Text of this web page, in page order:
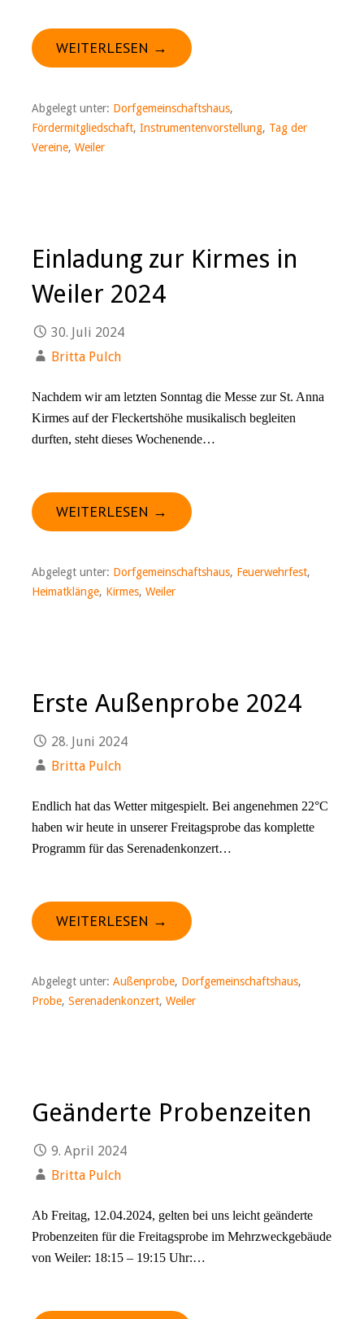
WEITERLESEN →
Abgelegt unter: Dorfgemeinschaftshaus,
Fördermitgliedschaft, Instrumentenvorstellung, Tag der
Vereine, Weiler
Einladung zur Kirmes in
Weiler 2024
30. Juli 2024
Britta Pulch
Nachdem wir am letzten Sonntag die Messe zur St. Anna
Kirmes auf der Fleckertshöhe musikalisch begleiten
durften, steht dieses Wochenende…
WEITERLESEN →
Abgelegt unter: Dorfgemeinschaftshaus, Feuerwehrfest,
Heimatklänge, Kirmes, Weiler
Erste Außenprobe 2024
28. Juni 2024
Britta Pulch
Endlich hat das Wetter mitgespielt. Bei angenehmen 22°C
haben wir heute in unserer Freitagsprobe das komplette
Programm für das Serenadenkonzert…
WEITERLESEN →
Abgelegt unter: Außenprobe, Dorfgemeinschaftshaus,
Probe, Serenadenkonzert, Weiler
Geänderte Probenzeiten
9. April 2024
Britta Pulch
Ab Freitag, 12.04.2024, gelten bei uns leicht geänderte
Probenzeiten für die Freitagsprobe im Mehrzweckgebäude
von Weiler: 18:15 – 19:15 Uhr:…